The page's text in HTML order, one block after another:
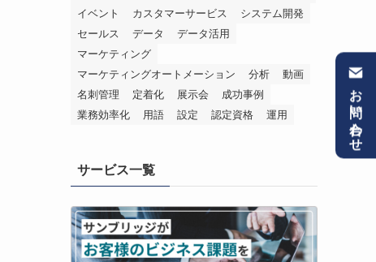
イベント
カスタマーサービス
システム開発
セールス
データ
データ活用
マーケティング
マーケティングオートメーション
分析
動画
名刺管理
定着化 展示会
成功事例
業務効率化
用語 設定 認定資格 運用
サービス一覧
お問い合わせ